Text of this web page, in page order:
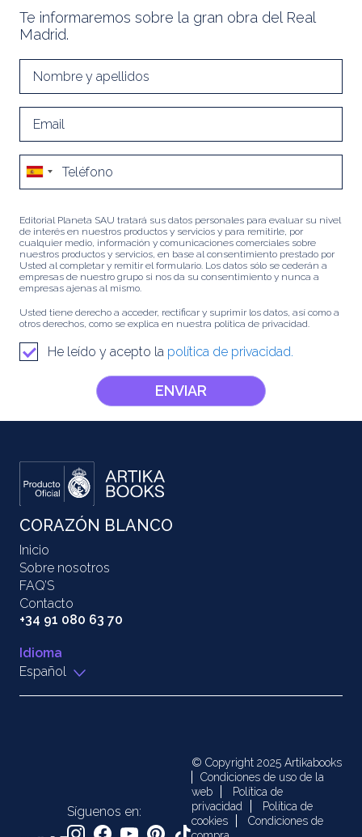
Te informaremos sobre la gran obra del Real
Madrid.
Editorial Planeta SAU tratará sus datos personales para evaluar su nivel
de interés en nuestros productos y servicios y para remitirle, por
cualquier medio, información y comunicaciones comerciales sobre
nuestros productos y servicios, en base al consentimiento prestado por
Usted al completar y remitir el formulario. Los datos sólo se cederán a
empresas de nuestro grupo si nos da su consentimiento y nunca a
empresas ajenas al mismo.
Usted tiene derecho a acceder, rectificar y suprimir los datos, así como a
otros derechos, como se explica en nuestra política de privacidad.
He leído y acepto la política de privacidad.
ENVIAR
CORAZÓN BLANCO
Inicio
Sobre nosotros
FAQ’S
Contacto
+34 91 080 63 70
Idioma
Español
Síguenos en:
© Copyright 2025 Artikabooks
Condiciones de uso de la
web
Política de
privacidad
Política de
cookies
Condiciones de